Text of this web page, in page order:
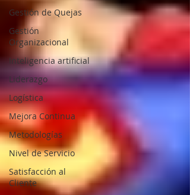
Gestión de Quejas
Gestión
Organizacional
Inteligencia artificial
Liderazgo
Logística
Mejora Continua
Metodologías
Nivel de Servicio
Satisfacción al
Cliente